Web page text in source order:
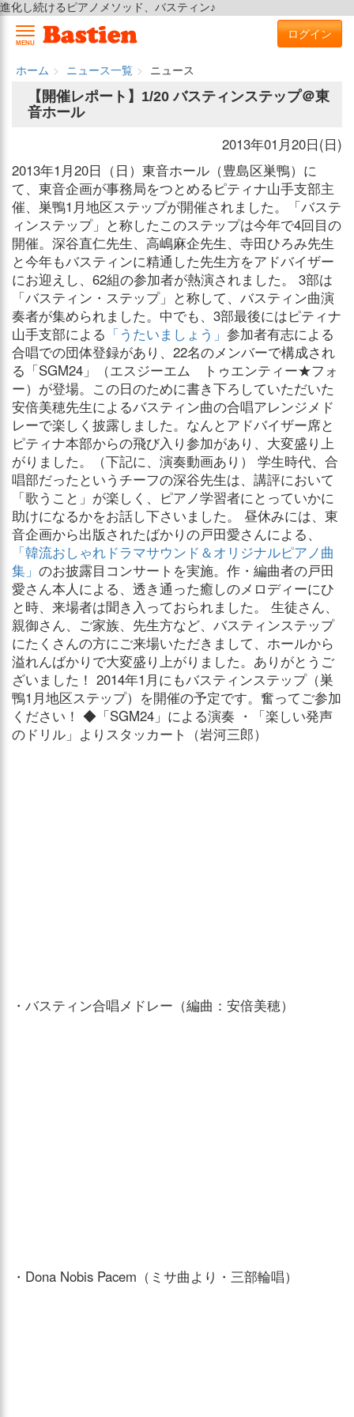
進化し続けるピアノメソッド、バスティン♪
MENU
ログイン
ホーム ニュース一覧
ニュース
【開催レポート】1/20 バスティンステップ＠東
音ホール
2013年01月20日(日)
2013年1月20日（日）東音ホール（豊島区巣鴨）に
て、東音企画が事務局をつとめるピティナ山手支部主
催、巣鴨1月地区ステップが開催されました。「バステ
ィンステップ」と称したこのステップは今年で4回目の
開催。深谷直仁先生、高嶋麻企先生、寺田ひろみ先生
と今年もバスティンに精通した先生方をアドバイザー
にお迎えし、62組の参加者が熱演されました。 3部は
「バスティン・ステップ」と称して、バスティン曲演
奏者が集められました。中でも、3部最後にはピティナ
山手支部による 「うたいましょう」 参加者有志による
合唱での団体登録があり、22名のメンバーで構成され
る「SGM24」（エスジーエム トゥエンティー★フォ
ー）が登場。この日のために書き下ろしていただいた
安倍美穂先生によるバスティン曲の合唱アレンジメド
レーで楽しく披露しました。なんとアドバイザー席と
ピティナ本部からの飛び入り参加があり、大変盛り上
がりました。（下記に、演奏動画あり） 学生時代、合
唱部だったというチーフの深谷先生は、講評において
「歌うこと」が楽しく、ピアノ学習者にとっていかに
助けになるかをお話し下さいました。 昼休みには、東
音企画から出版されたばかりの戸田愛さんによる、
「韓流おしゃれドラマサウンド＆オリジナルピアノ曲
集」 のお披露目コンサートを実施。作・編曲者の戸田
愛さん本人による、透き通った癒しのメロディーにひ
と時、来場者は聞き入っておられました。 生徒さん、
親御さん、ご家族、先生方など、バスティンステップ
にたくさんの方にご来場いただきまして、ホールから
溢れんばかりで大変盛り上がりました。ありがとうご
ざいました！ 2014年1月にもバスティンステップ（巣
鴨1月地区ステップ）を開催の予定です。奮ってご参加
ください！ ◆「SGM24」による演奏 ・「楽しい発声
のドリル」よりスタッカート（岩河三郎）
・バスティン合唱メドレー（編曲：安倍美穂）
・Dona Nobis Pacem（ミサ曲より・三部輪唱）